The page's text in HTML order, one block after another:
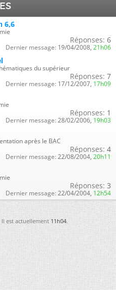
6,6
Réponses: 6
Dernier message: 19/04/2008, 21h06
du supérieur
Réponses: 7
Dernier message: 17/12/2007, 17h09
Réponses: 1
Dernier message: 28/02/2006, 19h03
après le BAC
Réponses: 4
Dernier message: 22/08/2004, 20h11
Réponses: 3
Dernier message: 22/04/2004, 12h54
Il est actuellement11h04.